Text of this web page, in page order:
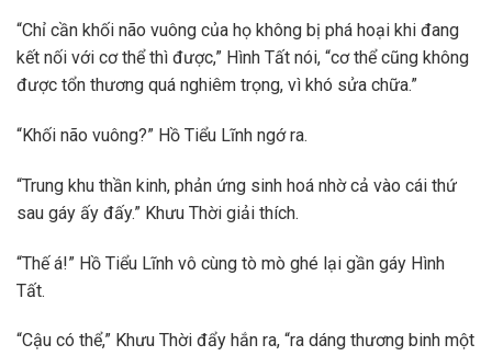
“Chỉ cần khối não vuông của họ không bị phá hoại khi đang
kết nối với cơ thể thì được,” Hình Tất nói, “cơ thể cũng không
được tổn thương quá nghiêm trọng, vì khó sửa chữa.”
“Khối não vuông?” Hồ Tiểu Lĩnh ngớ ra.
“Trung khu thần kinh, phản ứng sinh hoá nhờ cả vào cái thứ
sau gáy ấy đấy.” Khưu Thời giải thích.
“Thế á!” Hồ Tiểu Lĩnh vô cùng tò mò ghé lại gần gáy Hình
Tất.
“Cậu có thể,” Khưu Thời đẩy hắn ra, “ra dáng thương binh một